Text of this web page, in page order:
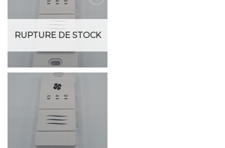
Wishlist
RUPTURE DE STOCK